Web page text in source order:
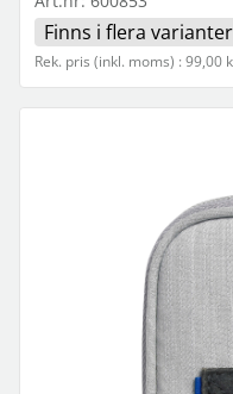
Finns i flera varianter
Rek. pris (inkl. moms) : 99,00